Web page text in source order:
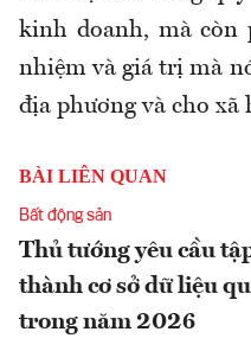
kinh doanh, mà còn
nhiệm và giá trị mà
địa phương và cho xã
BÀI LIÊN QUAN
Bất động sản
Thủ tướng yêu cầu
thành cơ sở dữ liệu
trong năm 2026